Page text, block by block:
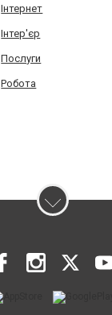
Інтернет
Інтер'єр
Послуги
Робота